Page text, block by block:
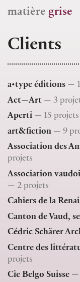
matière grise
Clients
a•type éditions —
Act—Art — 3
Aperti — 15 projets
art&fiction — 9
Association des
projets
Association
— 2 projets
Cahiers de la
Canton de Vaud,
Cédric Schärer
Centre des
projets
Cie Belgo Suisse —